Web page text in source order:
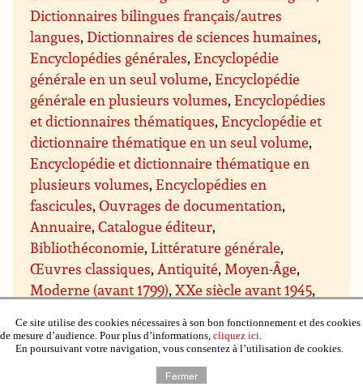
Dictionnaires bilingues français/autres
langues,Dictionnaires de sciences humaines,
Encyclopédies générales,Encyclopédie
générale en un seul volume,Encyclopédie
générale en plusieurs volumes,Encyclopédies
et dictionnaires thématiques,Encyclopédie et
dictionnaire thématique en un seul volume,
Encyclopédie et dictionnaire thématique en
plusieurs volumes,Encyclopédies en
fascicules,Ouvrages de documentation,
Annuaire,Catalogue éditeur,
Bibliothéconomie,Littérature générale,
Œuvres classiques, Antiquité, Moyen-Âge,
Moderne (avant 1799),XXe siècle avant 1945,
étrangers,Romans et nouvelles de genre,
Romans d’aventures,Romans d’espionnage,
Policier historique
Ce site utilise des cookies nécessaires à son bon fonctionnement et des cookies
de mesure d’audience. Pour plus d’informations, cliquez ici.
En poursuivant votre navigation, vous consentez à l’utilisation de cookies.
Fermer